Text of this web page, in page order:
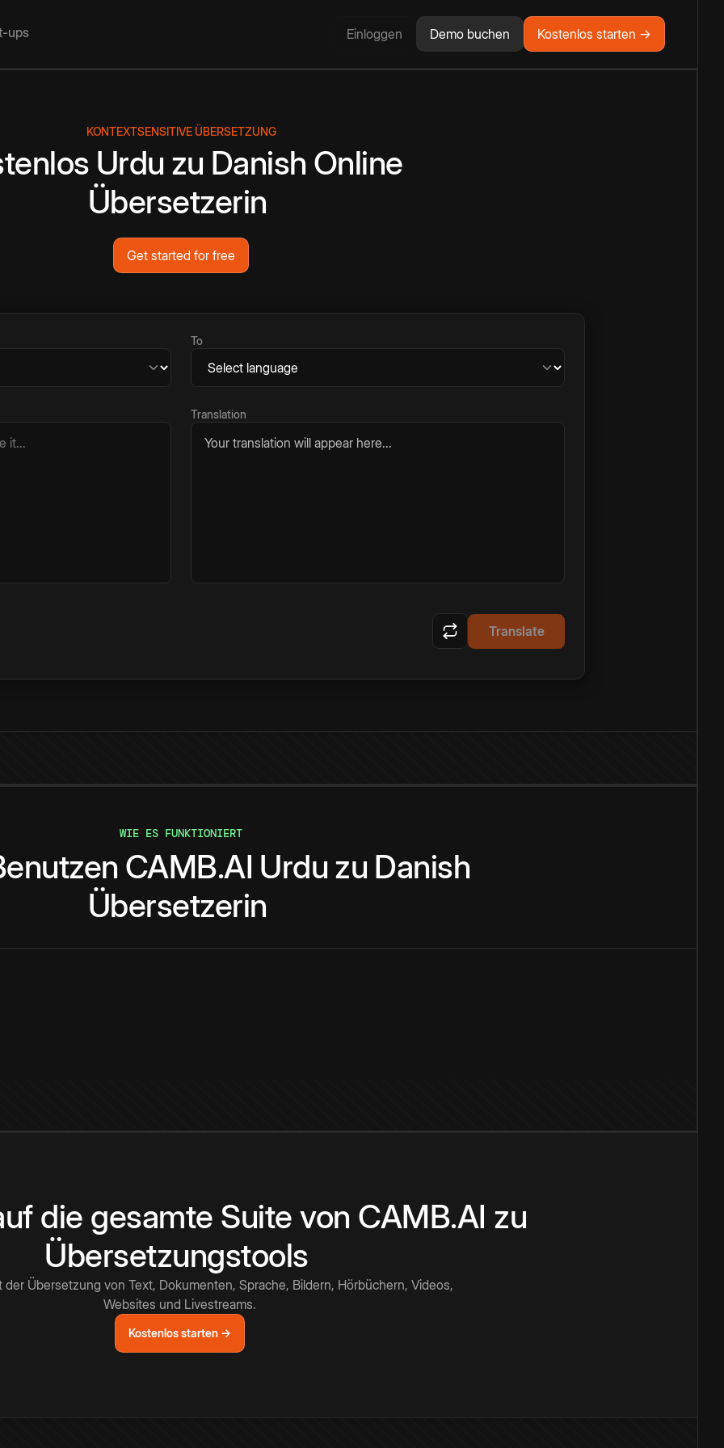
ups Einloggen Demo buchen Kostenlos starten →
KONTEXTSENSITIVE ÜBERSETZUNG
Urdu zu Danish Online
Übersetzerin
Get started for free
To
Translation
Your translation will appear here...
Translate
WIE ES FUNKTIONIERT
CAMB.AI Urdu zu Danish
Übersetzerin
die gesamte Suite von CAMB.AI zu
Übersetzungstools
der Übersetzung von Text, Dokumenten, Sprache, Bildern, Hörbüchern, Videos,
Websites und Livestreams.
Kostenlos starten →